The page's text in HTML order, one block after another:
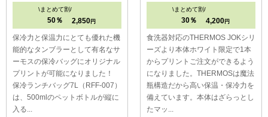
\まとめて割/
50％ 2,850 円
保冷力と保温力にとても優れた機
能的なタンブラーとして有名なサ
ーモスの保冷バッグにオリジナル
プリントが可能になりました！
保冷ランチバッグ7L（RFF-007）
は、500mlのペットボトルが縦に
入る...
\まとめて割/
30％ 4,200 円
食洗器対応のTHERMOS JOKシリ
ーズより本体ホワイト限定で1本
からプリントご注文ができるよう
になりました。THERMOSは魔法
瓶構造だから高い保温・保冷力を
備えています。本体はざらっとし
たマッ...